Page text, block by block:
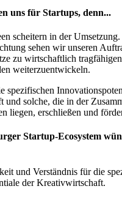
uns für Startups, denn...
scheitern in der
sehen wir unseren
zu wirtschaftlich tragfähigen
weiterzuentwickeln.
und solche, die in der
liegen, erschließen und
Startup-Ecosystem
und Verständnis für die
der Kreativwirtschaft.